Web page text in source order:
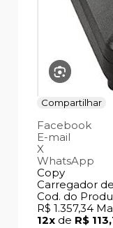
Compartilhar
Facebook
E-mail
X
WhatsApp
Copy
Carregador
Cod. do
R$ 1.357,34
12x de R$